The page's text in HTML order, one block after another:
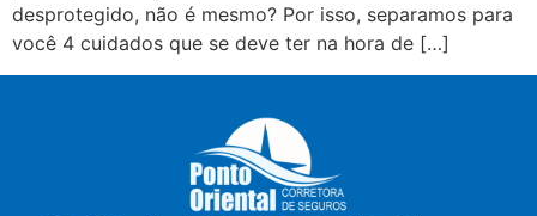
desprotegido, não é mesmo? Por isso, separamos para
você 4 cuidados que se deve ter na hora de […]